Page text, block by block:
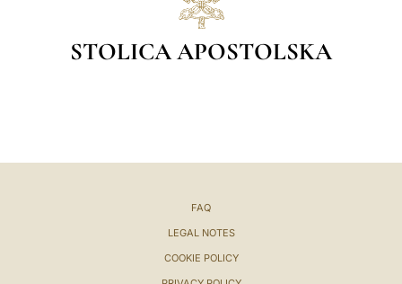
STOLICA APOSTOLSKA
FAQ
LEGAL NOTES
COOKIE POLICY